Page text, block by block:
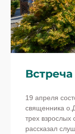
19 апреля
священника
трех
рассказал